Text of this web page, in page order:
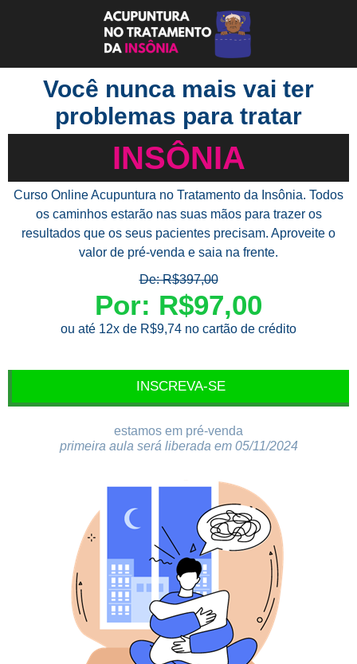
Você nunca mais vai ter
problemas para tratar
INSÔNIA
Curso Online Acupuntura no Tratamento da Insônia. Todos
os caminhos estarão nas suas mãos para trazer os
resultados que os seus pacientes precisam. Aproveite o
valor de pré-venda e saia na frente.
De: R$397,00
Por: R$97,00
ou até 12x de R$9,74 no cartão de crédito
INSCREVA-SE
estamos em pré-venda
primeira aula será liberada em 05/11/2024